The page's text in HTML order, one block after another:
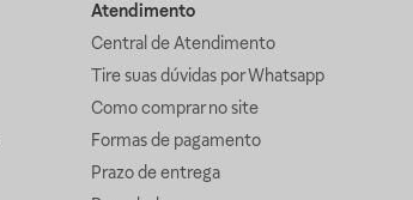
Atendimento
Central de Atendimento
Tire suas dúvidas por Whatsapp
Como comprar no site
Formas de pagamento
Prazo de entrega